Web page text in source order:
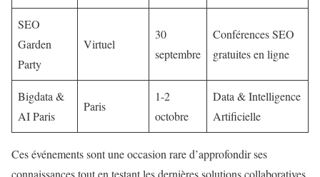
SEO
Garden
Party
Virtuel
30
septembre
Conférences SEO
gratuites en ligne
Bigdata &
AI Paris
Paris
1-2
octobre
Data & Intelligence
Artificielle
Ces événements sont une occasion rare d’approfondir ses
connaissances tout en testant les dernières solutions collaboratives